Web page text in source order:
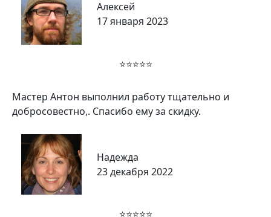
Алексей
17 января 2023
⭐⭐⭐⭐⭐
Мастер Антон выполнил работу тщательно и
добросовестно,. Спасибо ему за скидку.
Надежда
23 декабря 2022
⭐⭐⭐⭐⭐